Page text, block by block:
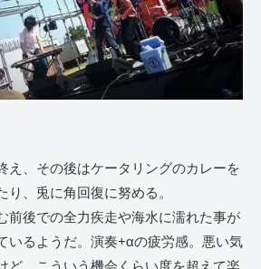
え、その後はケータリングのカレーを
り、兎に角回復に努める。
前後での全力疾走や海水に濡れた事が
いるようだ。演奏+αの疲労感。悪い気